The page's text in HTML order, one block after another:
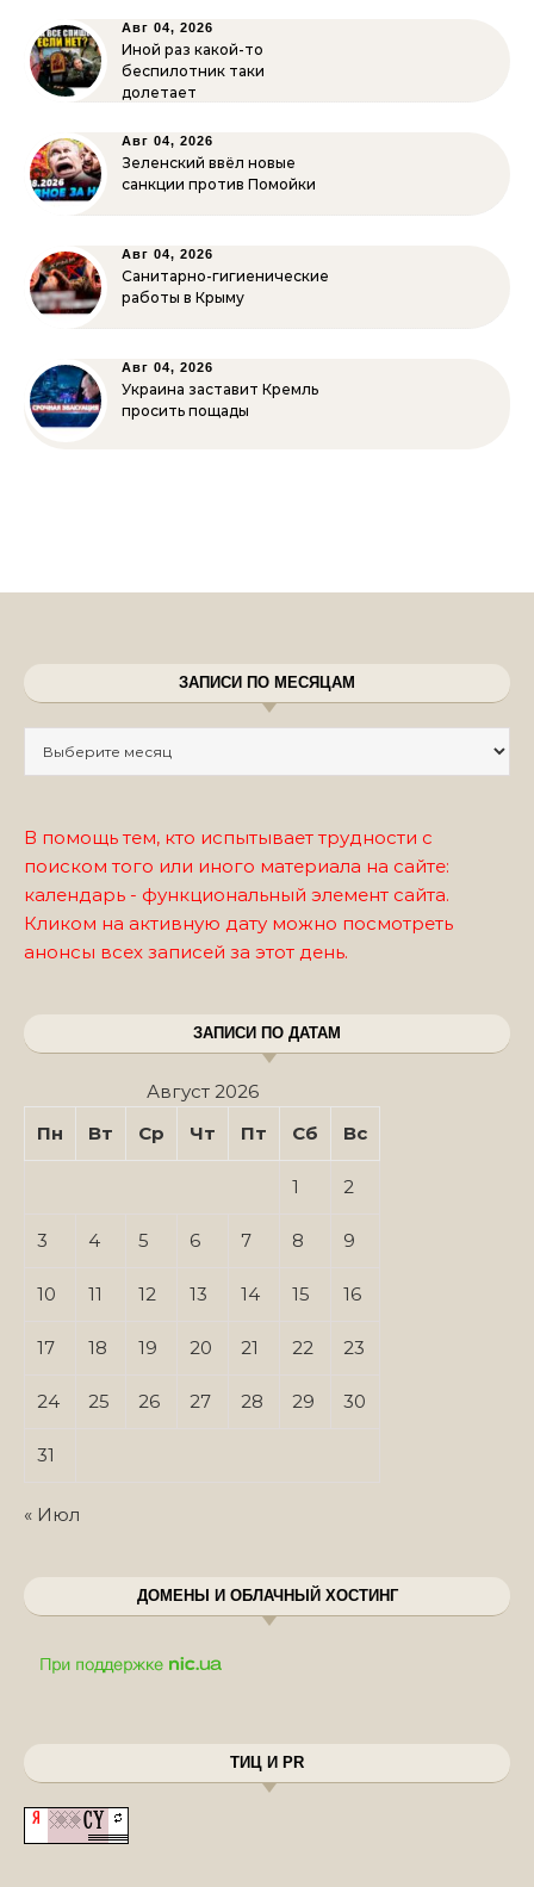
Авг 04, 2026
Иной раз какой-то
беспилотник таки
долетает
Авг 04, 2026
Зеленский ввёл новые
санкции против Помойки
Авг 04, 2026
Санитарно-гигиенические
работы в Крыму
Авг 04, 2026
Украина заставит Кремль
просить пощады
ЗАПИСИ ПО МЕСЯЦАМ
В помощь тем, кто испытывает трудности с
поиском того или иного материала на сайте:
календарь - функциональный элемент сайта.
Кликом на активную дату можно посмотреть
анонсы всех записей за этот день.
ЗАПИСИ ПО ДАТАМ
Август 2026
Пн
Вт Ср Чт Пт Сб Вс
1 2
3 4 5 6 7 8 9
10 11 12 13 14 15 16
17 18 19 20 21 22 23
24 25 26 27 28 29 30
31
« Июл
ДОМЕНЫ И ОБЛАЧНЫЙ ХОСТИНГ
ТИЦ И PR